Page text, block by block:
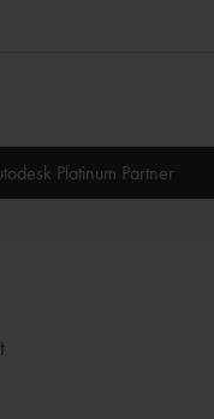
Platinum Partner